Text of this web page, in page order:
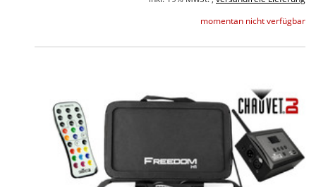
momentan nicht verfügbar